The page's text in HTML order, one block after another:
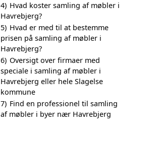
4) Hvad koster samling af møbler i
Havrebjerg?
5) Hvad er med til at bestemme
prisen på samling af møbler i
Havrebjerg?
6) Oversigt over firmaer med
speciale i samling af møbler i
Havrebjerg eller hele Slagelse
kommune
7) Find en professionel til samling
af møbler i byer nær Havrebjerg